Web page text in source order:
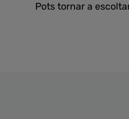
Pots tornar a